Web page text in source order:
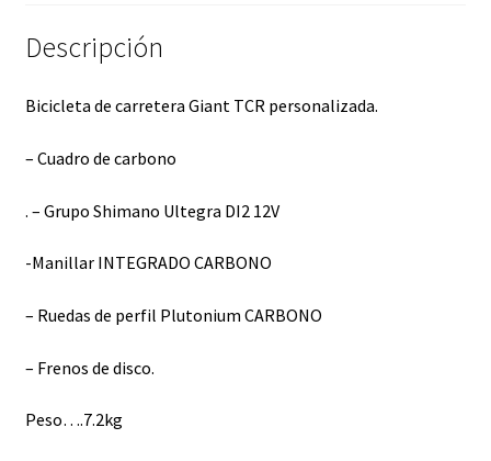
Descripción
Bicicleta de carretera Giant TCR personalizada.
– Cuadro de carbono
. – Grupo Shimano Ultegra DI2 12V
-Manillar INTEGRADO CARBONO
– Ruedas de perfil Plutonium CARBONO
– Frenos de disco.
Peso….7.2kg